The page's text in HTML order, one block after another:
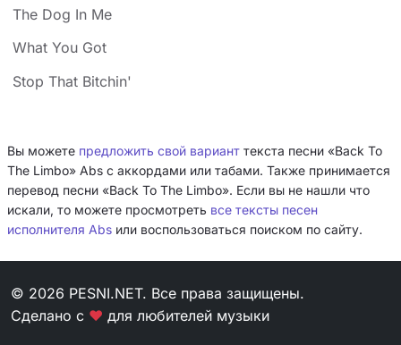
The Dog In Me
What You Got
Stop That Bitchin'
Вы можете предложить свой вариант текста песни «Back To
The Limbo» Abs с аккордами или табами. Также принимается
перевод песни «Back To The Limbo». Если вы не нашли что
искали, то можете просмотреть все тексты песен
исполнителя Abs или воспользоваться поиском по сайту.
© 2026 PESNI.NET. Все права защищены.
Сделано с ❤ для любителей музыки